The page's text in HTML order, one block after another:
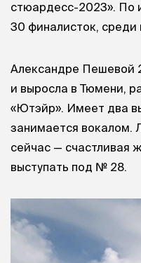
стюардесс-2023». По
30 финалисток,
Александре Пешевой
и выросла в Тюмени,
«Ютэйр». Имеет два
занимается вокалом.
сейчас — счастливая
выступать под № 28.